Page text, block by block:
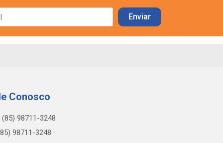
Conosco
(85) 98711-3248
98711-3248